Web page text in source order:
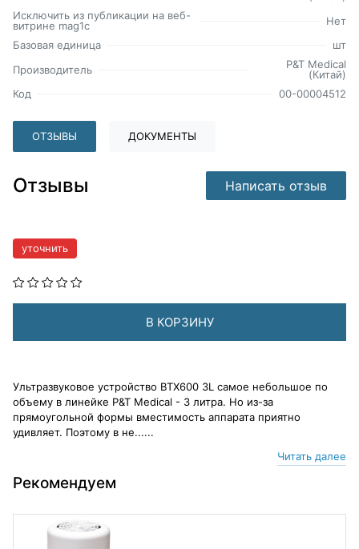
Исключить из публикации на веб-
витрине mag1c
Нет
Базовая единица
шт
Производитель
P&T Medical
(Китай)
Код
00-00004512
ОТЗЫВЫ ДОКУМЕНТЫ
Отзывы Написать отзыв
уточнить
В КОРЗИНУ
Ультразвуковое устройство BTX600 3L самое небольшое по
объему в линейке P&T Medical - 3 литра. Но из-за
прямоугольной формы вместимость аппарата приятно
удивляет. Поэтому в не......
Читать далее
Рекомендуем